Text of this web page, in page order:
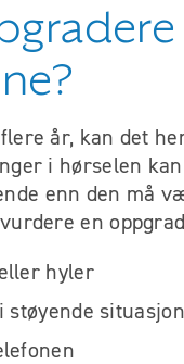
år, kan det
i hørselen
enn den må
en
hyler
støyende